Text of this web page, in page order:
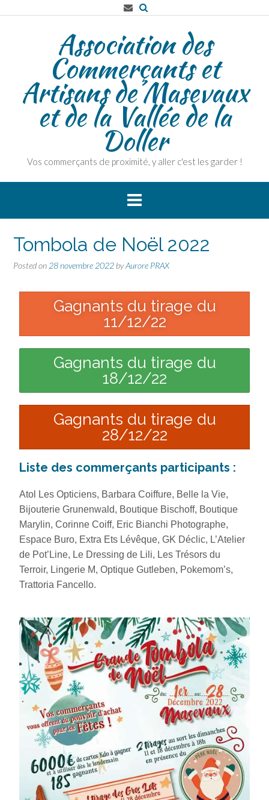
Association des
Commerçants et
Artisans de Masevaux
et de la Vallée de la
Doller
Vos commerçants de proximité, y aller c'est les garder !
Tombola de Noël 2022
Posted on 28 novembre 2022 byAurore PRAX
Gagnants du tirage du
11/12/22
Gagnants du tirage du
18/12/22
Gagnants du tirage du
28/12/22
Liste des commerçants participants :
Atol Les Opticiens, Barbara Coiffure, Belle la Vie,
Bijouterie Grunenwald, Boutique Bischoff, Boutique
Marylin, Corinne Coiff, Eric Bianchi Photographe,
Espace Buro, Extra Ets Lévêque, GK Déclic, L’Atelier
de Pot’Line, Le Dressing de Lili, Les Trésors du
Terroir, Lingerie M, Optique Gutleben, Pokemom’s,
Trattoria Fancello.